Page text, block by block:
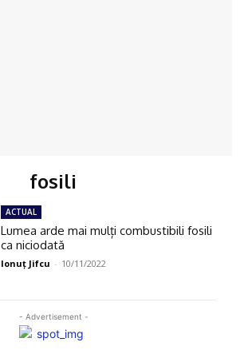
fosili
- Advertisement -
ACTUAL
Lumea arde mai mulți combustibili fosili
ca niciodată
Ionuţ Jifcu - 10/11/2022